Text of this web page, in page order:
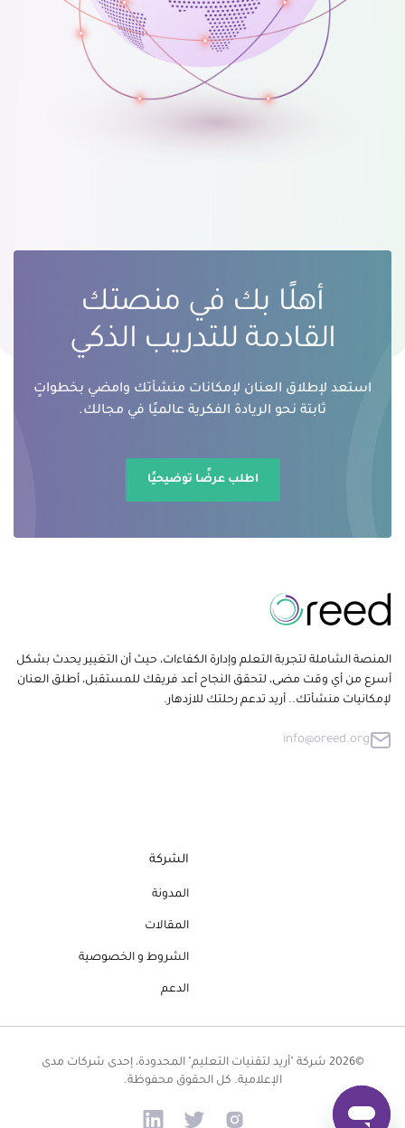
أهلًا بك في منصتك
القادمة للتدريب الذكي
استعد لإطلاق العنان لإمكانات منشأتك وامضي بخطواتٍ
ثابتة نحو الريادة الفكرية عالميًا في مجالك.
اطلب عرضًا توضيحيًا
المنصة الشاملة لتجربة التعلم وإدارة الكفاءات، حيث أن التغيير يحدث بشكل
أسرع من أي وقت مضى، لتحقق النجاح أعد فريقك للمستقبل، أطلق العنان
لإمكانيات منشأتك.. أريد تدعم رحلتك للازدهار.
info@oreed.org
الشركة
المدونة
المقالات
الشروط و الخصوصية
الدعم
©2026 شركة "أريد لتقنيات التعليم" المحدودة، إحدى شركات مدى
الإعلامية. كل الحقوق محفوظة.